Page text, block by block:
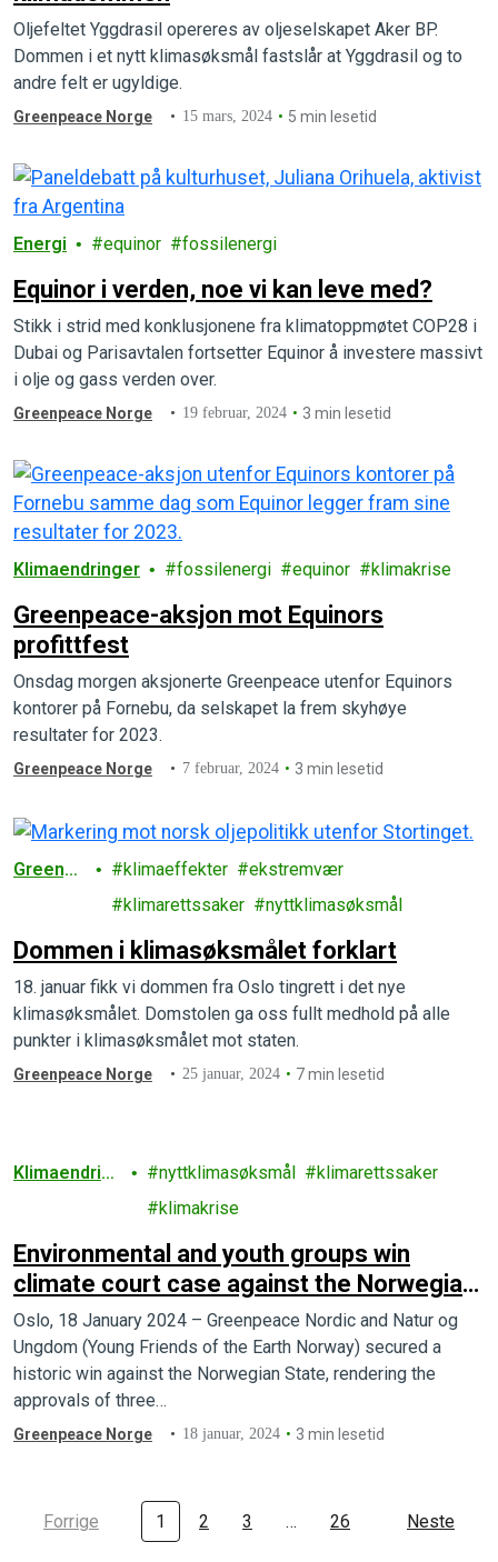
Oljefeltet Yggdrasil opereres av oljeselskapet Aker BP.
Dommen i et nytt klimasøksmål fastslår at Yggdrasil og to
andre felt er ugyldige.
Greenpeace Norge 15 mars, 2024 5 min lesetid
Energi equinor fossilenergi
Equinor i verden, noe vi kan leve med?
Stikk i strid med konklusjonene fra klimatoppmøtet COP28 i
Dubai og Parisavtalen fortsetter Equinor å investere massivt
i olje og gass verden over.
Greenpeace Norge 19 februar, 2024 3 min lesetid
Klimaendringer fossilenergi equinor klimakrise
Greenpeace-aksjon mot Equinors
profittfest
Onsdag morgen aksjonerte Greenpeace utenfor Equinors
kontorer på Fornebu, da selskapet la frem skyhøye
resultater for 2023.
Greenpeace Norge 7 februar, 2024 3 min lesetid
Greenpe
klimaeffekter
ekstremvær
klimarettssaker
nyttklimasøksmål
Dommen i klimasøksmålet forklart
18. januar fikk vi dommen fra Oslo tingrett i det nye
klimasøksmålet. Domstolen ga oss fullt medhold på alle
punkter i klimasøksmålet mot staten.
Greenpeace Norge 25 januar, 2024 7 min lesetid
Klimaendrin
nyttklimasøksmål
klimarettssaker
klimakrise
Environmental and youth groups win
climate court case against the Norwegian
State
Oslo, 18 January 2024 – Greenpeace Nordic and Natur og
Ungdom (Young Friends of the Earth Norway) secured a
historic win against the Norwegian State, rendering the
approvals of three…
Greenpeace Norge 18 januar, 2024 3 min lesetid
Forrige 1 2 3 … 26 Neste